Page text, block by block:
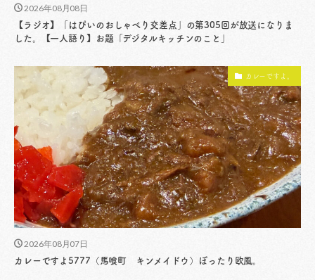
2026年08月08日
【ラジオ】「はぴいのおしゃべり交差点」の第305回が放送になりま
した。【一人語り】お題「デジタルキッチンのこと」
カレーですよ。
2026年08月07日
カレーですよ5777（馬喰町 キンメイドウ）ぽったり欧風。